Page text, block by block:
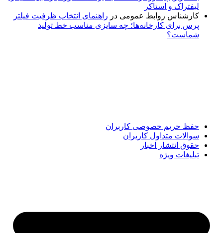
لیفتراک و استاکر
کارشناس روابط عمومی در راهنمای انتخاب ظرفیت فیلتر
پرس برای کارخانه‌ها؛ چه سایزی مناسب خط تولید
شماست؟
حفظ حریم خصوصی کاربران
سوالات متداول کاربران
حقوق انتشار اخبار
تبلیغات ویژه